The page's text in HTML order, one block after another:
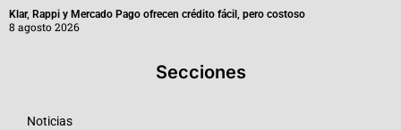
Klar, Rappi y Mercado Pago ofrecen crédito fácil, pero costoso
8 agosto 2026
Secciones
Noticias